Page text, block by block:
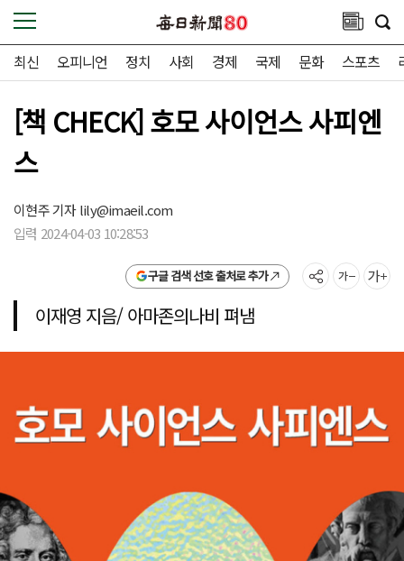
최신 오피니언 정치 사회 경제 국제 문화 스포츠
[책 CHECK] 호모 사이언스 사피엔
스
이현주 기자lily@imaeil.com
입력 2024-04-03 10:28:53
구글 검색 선호 출처로 추가
이재영 지음/ 아마존의나비 펴냄